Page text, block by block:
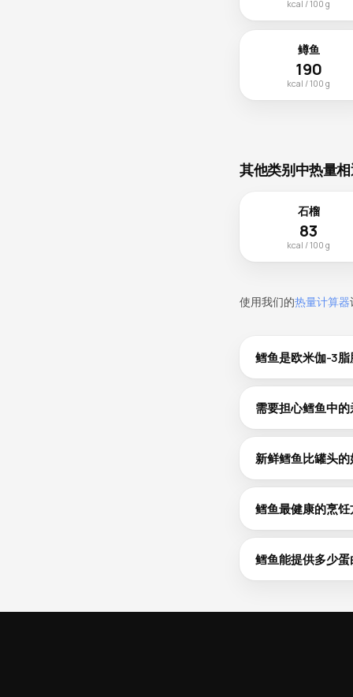
kcal / 100 g
鳟鱼
190
kcal / 100 g
其他类别中热量
石榴
83
kcal / 100 g
使用我们的热量计算器
鳕鱼是欧米伽-3脂
三文鱼、鲭鱼和沙
0.7g；多脂鱼类通
需要担心鳕鱼中的
汞含量因鱼种而异
量较低。大多数成
新鲜鳕鱼比罐头的
罐头和新鲜鳕鱼在
量较高，建议选择
鳕鱼最健康的烹饪
烘烤、烧烤、蒸煮
避免油炸，因为油
鳕鱼能提供多少蛋